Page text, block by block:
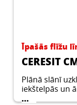
Īpašās flīžu
CERESIT
Plānā slānī
iekštelpās un
...